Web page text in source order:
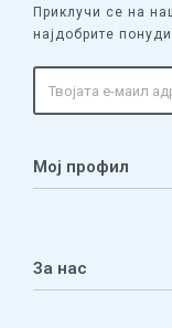
Приклучи се на
најдобрите
Мој профил
Листа на желби
За нас